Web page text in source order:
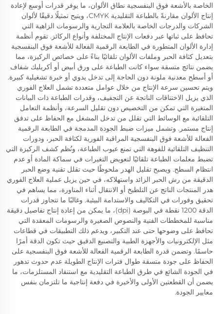
الخاصة بالأشعة فوق البنفسجية نطاق الألوان، ما يوفر قدرات أوسع لإعادة
إنتاج الألوان مقارنةً بالطباعة التقليدية CMYK، ويتيح تمثيلًا دقيقًا لألوان
الشركات والدرجات الخاصة بالعلامة التجارية والرسومات الزاهية التي
تحافظ على ثباتها عبر دفعات الإنتاج المختلفة وأنواع الركائز. تقوم أنظمة
إدارة الألوان المتطورة في الطابعة الرقمية الفعالة للأشعة فوق البنفسجية
بتعديل كثافة الحبر وملفات الألوان تلقائيًا بناءً على خصائص الركيزة، مما
يضمن نتائج متسقة سواء كانت الطباعة على ورق أبيض أو أكريليك شفاف
أو أسطح معدنية ملونة دون الحاجة إلى تدخل يدوي أو خبرة تشغيلية كبيرة.
ويتم تحسين سرعة الإنتاج من خلال عوامل متعددة تشمل العلاج الفوري
الذي يزيل الاختناقات الناتجة عن التجفيف، وقدرات الطباعة ذات البيانات
المتغيرة التي تمكن من التخصيص دون تقليل السرعة، وأنظمة التعامل
التلقائية مع الوسائط التي تقلل من تدخل المشغل مع الحفاظ على تدفق
إنتاج مستمر. وتشمل ميزات ضبط الجودة المدمجة في الطابعة الرقمية
الفعالة للأشعة فوق البنفسجية المراقبة الفورية لكثافة الحبر، ودورات
التنظيف التلقائية للفوهة التي تمنع عيوب الطباعة، ونُظم كشف الركيزة التي
تضبط معلمات الطباعة تلقائيًا لتعويض التغيرات في سماكة المادة أو عدم
انتظام السطح. ويصبح تقليل الهدر ملحوظًا حيث تقلل تقنية وضع الحبر
الدقيقة من رش الحبر الزائد واستهلاكه، في حين يزيل عملية العلاج الفوري
هدر المنتجات الناتج عن التلطيخ أو الانتقال أثناء المناورة، مما يساهم في
تحقيق وفورات في التكاليف والاستدامة البيئية. وغالبًا ما تتجاوز قدرات
الدقة 1200 نقطة في البوصة (dpi)، ما يمكن من إعادة إنتاج تفاصيل دقيقة
مناسبة للمخططات الفنية والنصوص الصغيرة والرسومات المعقدة التي
تحافظ على وضوحها حتى عند التكبير، ويدعم ذلك التطبيقات في قطاعات
مثل الإلكترونيات والأجهزة الطبية والتصنيع الدقيق حيث تكون الدقة أمرًا
حاسمًا. وتضمن قدرة الطابعة الرقمية الفعالة للأشعة فوق البنفسجية على
الحفاظ على جودة متسقة طوال فترات الإنتاج الطويلة عدم حدوث تدهور
في الجودة الشائع في طرق الطباعة التقليدية مع استنفاد المستلزمات، ما
يضمن أن القطعتين الأولى والأخيرة في دفعة إنتاجية ما تلتزمان بنفس
معايير الجودة.